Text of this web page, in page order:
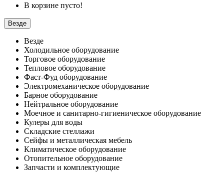
В корзине пусто!
Везде
Везде
Холодильное оборудование
Торговое оборудование
Тепловое оборудование
Фаст-Фуд оборудование
Электромеханическое оборудование
Барное оборудование
Нейтральное оборудование
Моечное и санитарно-гигиеническое оборудование
Кулеры для воды
Складские стеллажи
Сейфы и металлическая мебель
Климатическое оборудование
Отопительное оборудование
Запчасти и комплектующие